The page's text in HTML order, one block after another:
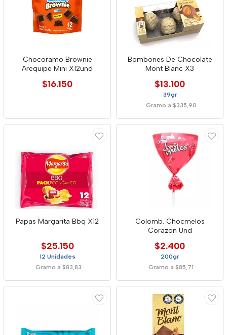
Chocoramo Brownie
Arequipe Mini X12und
$16.150
Bombones De Chocolate
Mont Blanc X3
$13.100
39gr
Gramo a $335,90
Papas Margarita Bbq X12
$25.150
12 Unidades
Gramo a $83,83
Colomb. Chocmelos
Corazon Und
$2.400
200gr
Gramo a $85,71